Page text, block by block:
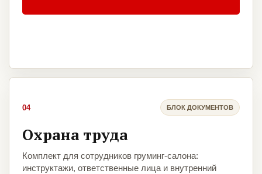
04 БЛОК ДОКУМЕНТОВ
Охрана труда
Комплект для сотрудников груминг-салона:
инструктажи, ответственные лица и внутренний